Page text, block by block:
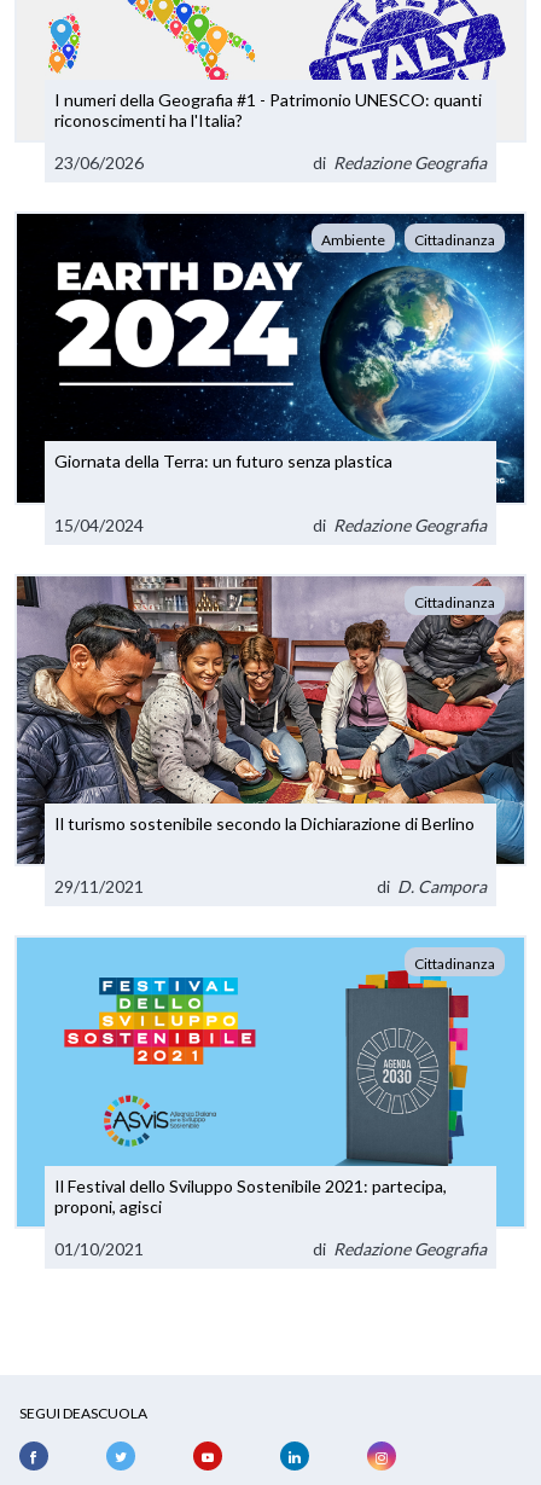
I numeri della Geografia #1 - Patrimonio UNESCO: quanti
riconoscimenti ha l'Italia?
23/06/2026 di Redazione Geografia
Ambiente Cittadinanza
Giornata della Terra: un futuro senza plastica
15/04/2024 di Redazione Geografia
Cittadinanza
Il turismo sostenibile secondo la Dichiarazione di Berlino
29/11/2021 di D. Campora
Cittadinanza
Il Festival dello Sviluppo Sostenibile 2021: partecipa,
proponi, agisci
01/10/2021 di Redazione Geografia
SEGUI DEASCUOLA